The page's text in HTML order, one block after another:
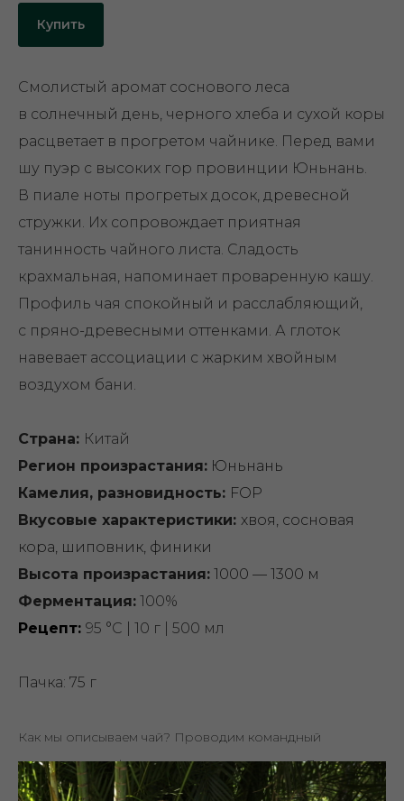
Купить
Смолистый аромат соснового леса
в солнечный день, черного хлеба и сухой коры
расцветает в прогретом чайнике. Перед вами
шу пуэр с высоких гор провинции Юньнань.
В пиале ноты прогретых досок, древесной
стружки. Их сопровождает приятная
танинность чайного листа. Сладость
крахмальная, напоминает проваренную кашу.
Профиль чая спокойный и расслабляющий,
с пряно-древесными оттенками. А глоток
навевает ассоциации с жарким хвойным
воздухом бани.
Страна: Китай
Регион произрастания: Юньнань
Камелия, разновидность: FOP
Вкусовые характеристики: хвоя, сосновая
кора, шиповник, финики
Высота произрастания: 1000 — 1300 м
Ферментация: 100%
Рецепт: 95 °C | 10 г | 500 мл
Пачка: 75 г
Как мы описываем чай? Проводим командный
каппинг — профессиональную дегустацию. Лот может
раскрыться иначе в зависимости от вашего вкусового